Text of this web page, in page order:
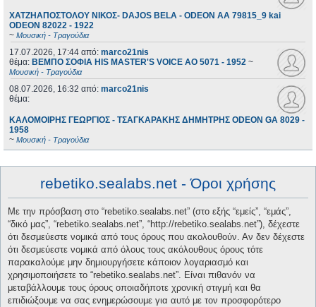
ΧΑΤΖΗΑΠΟΣΤΟΛΟΥ ΝΙΚΟΣ- DAJOS BELA - ODEON AA 79815_9 kai
ODEON 82022 - 1922
~ Μουσική - Τραγούδια
17.07.2026, 17:44 από: marco21nis
θέμα: ΒΕΜΠΟ ΣΟΦΙΑ HIS MASTER'S VOICE AO 5071 - 1952 ~
Μουσική - Τραγούδια
08.07.2026, 16:32 από: marco21nis
θέμα:
ΚΑΛΟΜΟΙΡΗΣ ΓΕΩΡΓΙΟΣ - ΤΣΑΓΚΑΡΑΚΗΣ ΔΗΜΗΤΡΗΣ ODEON GA 8029 -
1958
~ Μουσική - Τραγούδια
rebetiko.sealabs.net - Όροι χρήσης
Με την πρόσβαση στο “rebetiko.sealabs.net” (στο εξής “εμείς”, “εμάς”,
“δικό μας”, “rebetiko.sealabs.net”, “http://rebetiko.sealabs.net”), δέχεστε
ότι δεσμεύεστε νομικά από τους όρους που ακολουθούν. Αν δεν δέχεστε
ότι δεσμεύεστε νομικά από όλους τους ακόλουθους όρους τότε
παρακαλούμε μην δημιουργήσετε κάποιον λογαριασμό και
χρησιμοποιήσετε το “rebetiko.sealabs.net”. Είναι πιθανόν να
μεταβάλλουμε τους όρους οποιαδήποτε χρονική στιγμή και θα
επιδιώξουμε να σας ενημερώσουμε για αυτό με τον προσφορότερο